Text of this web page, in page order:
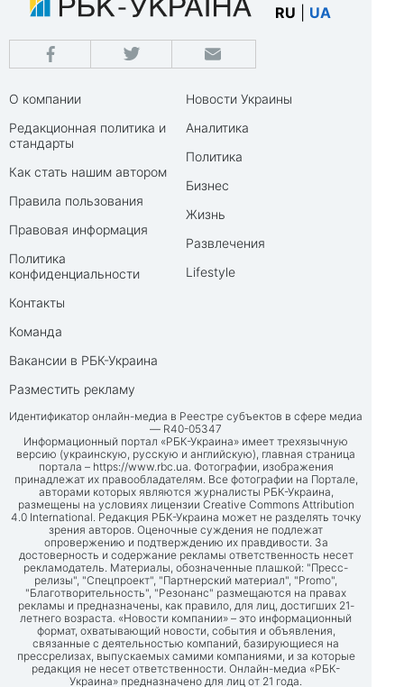
RU UA
О компании
Редакционная политика и
стандарты
Как стать нашим автором
Правила пользования
Правовая информация
Политика
конфиденциальности
Контакты
Команда
Вакансии в РБК-Украина
Разместить рекламу
Новости Украины
Аналитика
Политика
Бизнес
Жизнь
Развлечения
Lifestyle
Идентификатор онлайн-медиа в Реестре субъектов в сфере медиа
— R40-05347
Информационный портал «РБК-Украина» имеет трехязычную
версию (украинскую, русскую и английскую), главная страница
портала – https://www.rbc.ua. Фотографии, изображения
принадлежат их правообладателям. Все фотографии на Портале,
авторами которых являются журналисты РБК-Украина,
размещены на условиях лицензии Creative Commons Attribution
4.0 International. Редакция РБК-Украина может не разделять точку
зрения авторов. Оценочные суждения не подлежат
опровержению и подтверждению их правдивости. За
достоверность и содержание рекламы ответственность несет
рекламодатель. Материалы, обозначенные плашкой: "Пресс-
релизы", "Спецпроект", "Партнерский материал", "Promo",
"Благотворительность", "Резонанс" размещаются на правах
рекламы и предназначены, как правило, для лиц, достигших 21-
летнего возраста. «Новости компании» – это информационный
формат, охватывающий новости, события и объявления,
связанные с деятельностью компаний, базирующиеся на
прессрелизах, выпускаемых самими компаниями, и за которые
редакция не несет ответственности. Онлайн-медиа «РБК-
Украина» предназначено для лиц от 21 года.